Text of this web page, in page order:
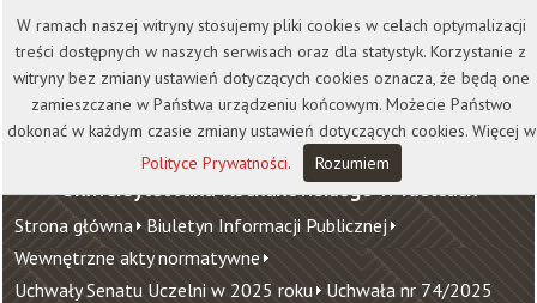
Kontakt Biblioteka
Wydawnictwo
Wirtualna Uczelnia
Uniwersytet Jana Kochanowskiego w Kielcach
Strona główna Biuletyn Informacji Publicznej
Wewnętrzne akty normatywne
Uchwały Senatu Uczelni w 2025 roku Uchwała nr 74/2025
W ramach naszej witryny stosujemy pliki cookies w celach optymalizacji
treści dostępnych w naszych serwisach oraz dla statystyk. Korzystanie z
witryny bez zmiany ustawień dotyczących cookies oznacza, że będą one
zamieszczane w Państwa urządzeniu końcowym. Możecie Państwo
dokonać w każdym czasie zmiany ustawień dotyczących cookies. Więcej w
Polityce Prywatności. Rozumiem